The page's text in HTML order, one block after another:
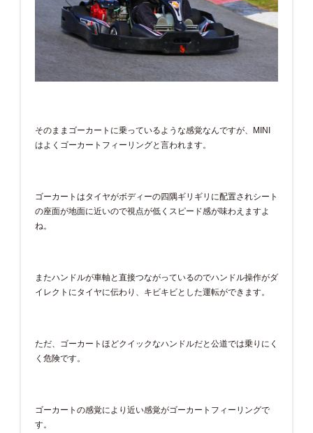
そのままゴーカートに乗っているような感覚なんですが、MINI
はよくゴーカートフィーリングと言われます。
ゴーカートはタイヤがボディーの四隅ギリギリに配置されシート
の座面が地面に近いので視点が低くスピード感が味わえますよ
ね。
またハンドルが車軸と直接つながっているのでハンドル操作がダ
イレクトにタイヤに伝わり、キビキビとした運転ができます。
ただ、ゴーカートほどクイックなハンドルだと公道では乗りにく
く危険です。
ゴーカートの感覚により近い感覚がゴーカートフィーリングで
す。